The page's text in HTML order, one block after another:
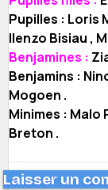
Pupilles : Loris
Ilenzo Bisiau ,
Benjamines :
Benjamins :
Mogoen .
Minimes : Malo
Breton .
Laisser un